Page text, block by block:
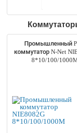
Промышленный
коммутатор N-Net
8*10/100/